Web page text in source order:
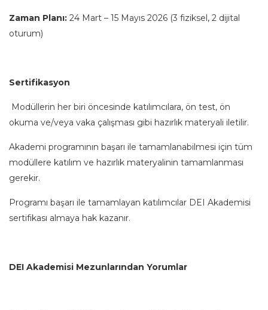
Zaman Planı: 24 Mart – 15 Mayıs 2026 (3 fiziksel, 2 dijital
oturum)
Sertifikasyon
Modüllerin her biri öncesinde katılımcılara, ön test, ön
okuma ve/veya vaka çalışması gibi hazırlık materyali iletilir.
Akademi programının başarı ile tamamlanabilmesi için tüm
modüllere katılım ve hazırlık materyalinin tamamlanması
gerekir.
Programı başarı ile tamamlayan katılımcılar DEI Akademisi
sertifikası almaya hak kazanır.
DEI Akademisi Mezunlarından Yorumlar